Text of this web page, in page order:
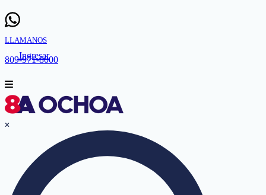
LLAMANOS
809-971-8000
Ingresar